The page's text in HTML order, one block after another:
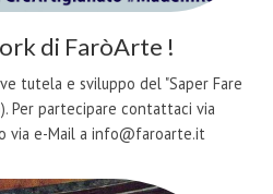
di FaròArte !
tutela e sviluppo del "Saper Fare
Per partecipare contattaci via
via e-Mail a info@faroarte.it